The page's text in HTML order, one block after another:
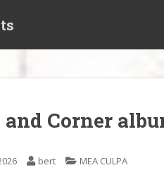
and Corner
bert MEA CULPA